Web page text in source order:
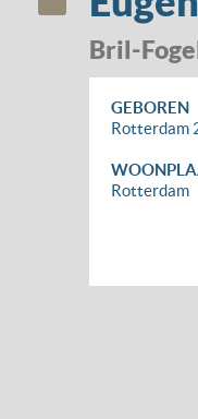
Bril-
GEBOREN
Rotterdam
Rotterdam